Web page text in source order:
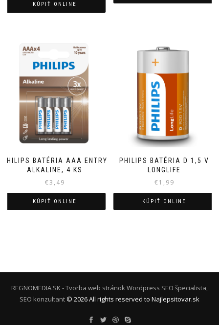
KÚPIŤ ONLINE
PHILIPS BATÉRIA AAA ENTRY
ALKALINE, 4 KS
€3,49
KÚPIŤ ONLINE
PHILIPS BATÉRIA D 1,5 V
LONGLIFE
€1,99
KÚPIŤ ONLINE
REGNOMEDIA.SK - Tvorba web stránok Wordpress SEO špecialista,
SEO konzultant © 2026All rights reserved to Najlepsitovar.sk